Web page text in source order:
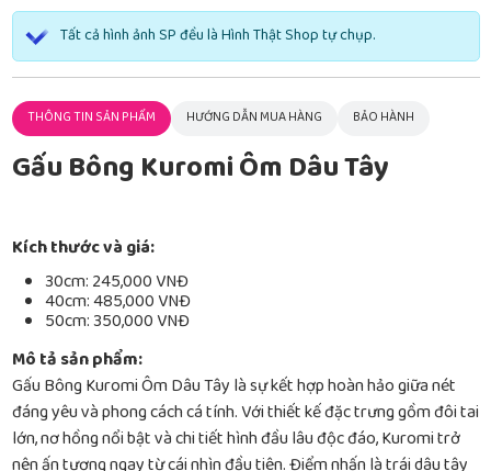
Tất cả hình ảnh SP đều là Hình Thật Shop tự chụp.
THÔNG TIN SẢN PHẨM HƯỚNG DẪN MUA HÀNG BẢO HÀNH
Gấu Bông Kuromi Ôm Dâu Tây
Kích thước và giá:
30cm: 245,000 VNĐ
40cm: 485,000 VNĐ
50cm: 350,000 VNĐ
Mô tả sản phẩm:
Gấu Bông Kuromi Ôm Dâu Tây là sự kết hợp hoàn hảo giữa nét
đáng yêu và phong cách cá tính. Với thiết kế đặc trưng gồm đôi tai
lớn, nơ hồng nổi bật và chi tiết hình đầu lâu độc đáo, Kuromi trở